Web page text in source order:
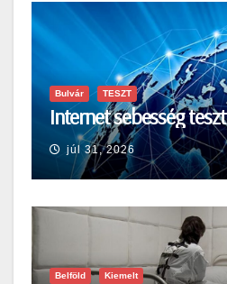
Bulvár TESZT
Internet sebesség teszt
júl 31, 2026
Belföld Kiemelt